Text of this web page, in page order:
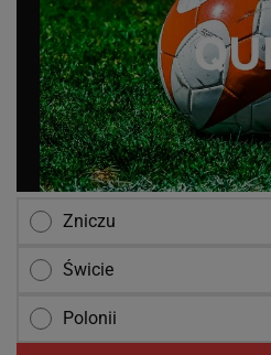
Zniczu
Świcie
Polonii